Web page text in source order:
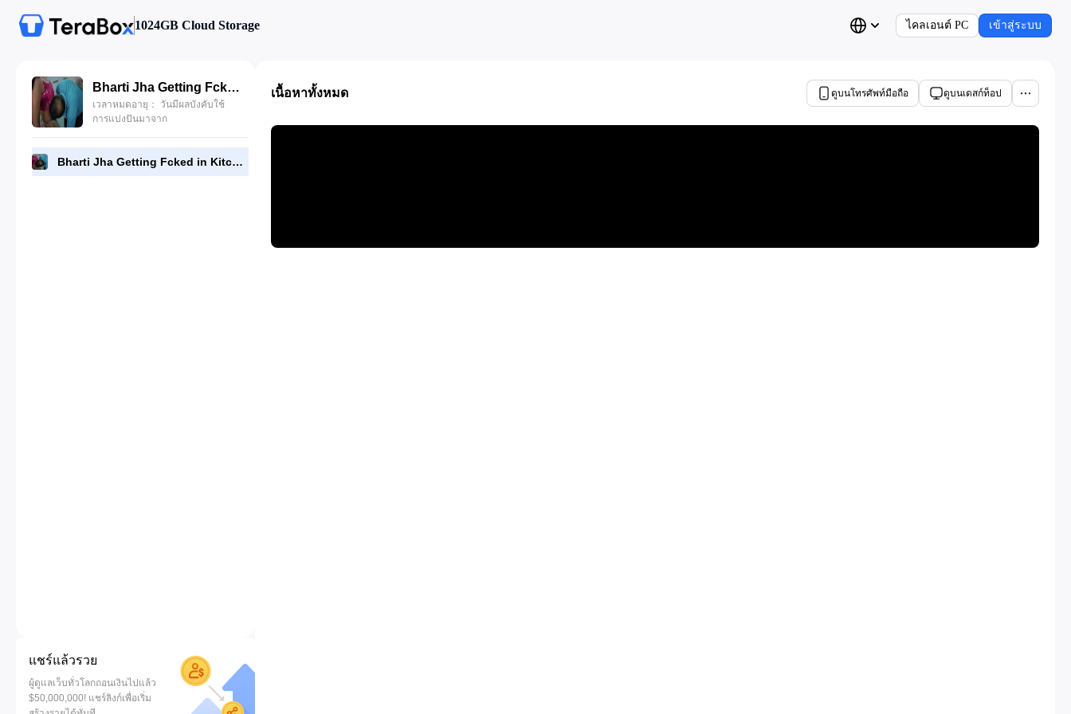
1024GB Cloud Storage ไคลเอนต์ PC เข้าสู่ระบบ
Bharti Jha Getting Fcked in Kitchen with Old Husband.mp4
เวลาหมดอายุ： วันมีผลบังคับใช้
การแบ่งปันมาจาก
Bharti Jha Getting Fcked in Kitchen with Old Husband.mp4
แชร์แล้วรวย
ผู้ดูแลเว็บทั่วโลกถอนเงินไปแล้ว
$50,000,000! แชร์ลิงก์เพื่อเริ่ม
เนื้อหาทั้งหมด ดูบนโทรศัพท์มือถือ ดูบนเดสก์ท็อป